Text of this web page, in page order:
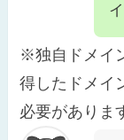
※独自ドメイ
得したドメイ
必要がありま